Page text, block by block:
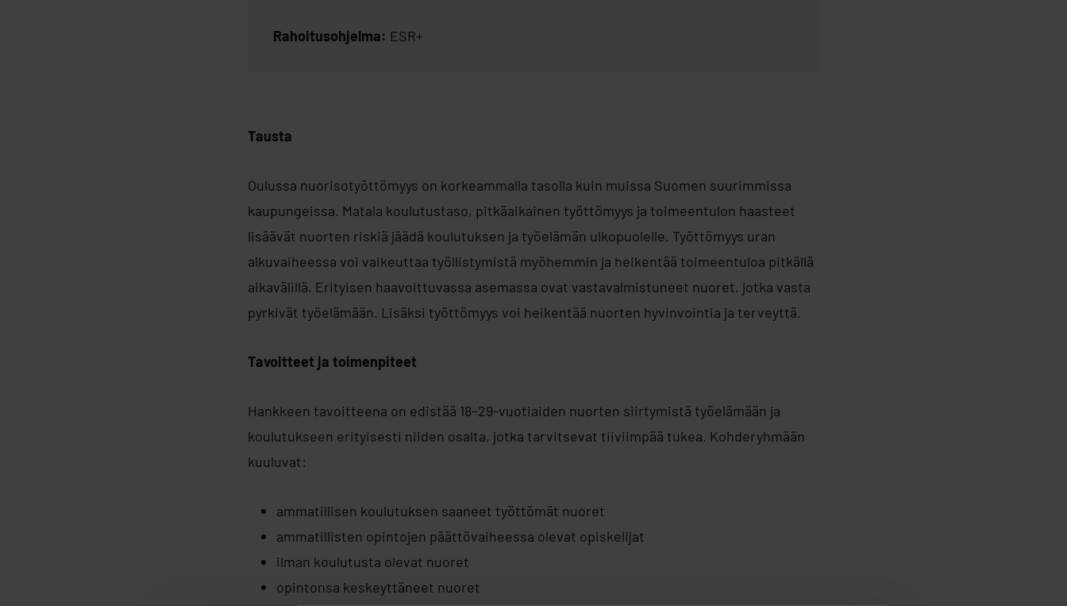
Rahoitusohjelma: ESR+
Tausta
Oulussa nuorisotyöttömyys on korkeammalla tasolla kuin muissa Suomen suurimmissa
kaupungeissa. Matala koulutustaso, pitkäaikainen työttömyys ja toimeentulon haasteet
lisäävät nuorten riskiä jäädä koulutuksen ja työelämän ulkopuolelle. Työttömyys uran
alkuvaiheessa voi vaikeuttaa työllistymistä myöhemmin ja heikentää toimeentuloa pitkällä
aikavälillä. Erityisen haavoittuvassa asemassa ovat vastavalmistuneet nuoret, jotka vasta
pyrkivät työelämään. Lisäksi työttömyys voi heikentää nuorten hyvinvointia ja terveyttä.
Tavoitteet ja toimenpiteet
Hankkeen tavoitteena on edistää 18–29-vuotiaiden nuorten siirtymistä työelämään ja
koulutukseen erityisesti niiden osalta, jotka tarvitsevat tiiviimpää tukea. Kohderyhmään
kuuluvat:
ammatillisen koulutuksen saaneet työttömät nuoret
ammatillisten opintojen päättövaiheessa olevat opiskelijat
ilman koulutusta olevat nuoret
opintonsa keskeyttäneet nuoret